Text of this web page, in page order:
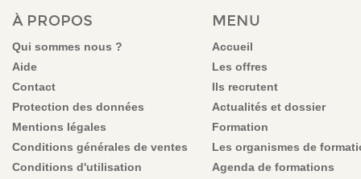
VOUS ÊTES ICI
À PROPOS
Qui sommes nous ?
Aide
Contact
Protection des données
Mentions légales
Conditions générales de ventes
Conditions d'utilisation
MENU
Accueil
Les offres
Ils recrutent
Actualités et dossier
Formation
Les organismes de
Agenda de formations